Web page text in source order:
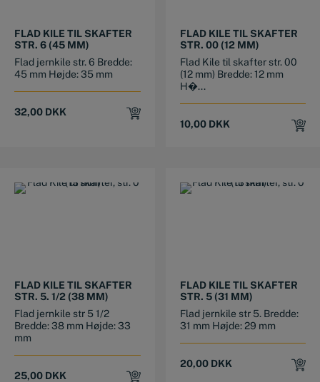
FLAD KILE TIL SKAFTER
STR. 6 (45 MM)
Flad jernkile str. 6 Bredde:
45 mm Højde: 35 mm
32,00 DKK
FLAD KILE TIL SKAFTER
STR. 00 (12 MM)
Flad Kile til skafter str. 00
(12 mm) Bredde: 12 mm
H�...
10,00 DKK
FLAD KILE TIL SKAFTER
STR. 5. 1/2 (38 MM)
Flad jernkile str 5 1/2
Bredde: 38 mm Højde: 33
mm
25,00 DKK
FLAD KILE TIL SKAFTER
STR. 5 (31 MM)
Flad jernkile str 5. Bredde:
31 mm Højde: 29 mm
20,00 DKK